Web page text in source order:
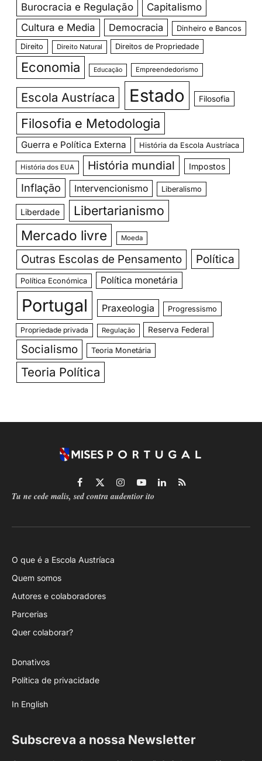
Burocracia e Regulação
Capitalismo
Cultura e Media
Democracia Dinheiro e Bancos
Direito Direito Natural Direitos de Propriedade
Economia Educação Empreendedorismo
Escola Austríaca Estado Filosofia
Filosofia e Metodologia
Guerra e Política Externa História da Escola Austríaca
História dos EUA História mundial Impostos
Inflação Intervencionismo Liberalismo
Liberdade Libertarianismo
Mercado livre Moeda
Outras Escolas de Pensamento Política
Política Económica Política monetária
Portugal Praxeologia Progressismo
Propriedade privada Regulação Reserva Federal
Socialismo Teoria Monetária
Teoria Política
Facebook
X
(Twitter)
Instagram
YouTubeLinkedIn
RSS
Tu ne cede malis, sed contra audentior ito
O que é a Escola Austríaca
Quem somos
Autores e colaboradores
Parcerias
Quer colaborar?
Donativos
Política de privacidade
In English
Subscreva a nossa Newsletter